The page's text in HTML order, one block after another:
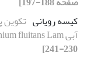
کیسه رویانی تکوین
آبی Batrachium fluitans Lam.
230-241]